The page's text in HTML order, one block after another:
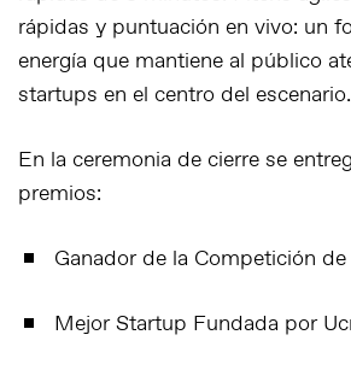
rápidas y puntuación en vivo: un
energía que mantiene al público
startups en el centro del escenario.
En la ceremonia de cierre se
premios:
Ganador de la Competición
Mejor Startup Fundada por